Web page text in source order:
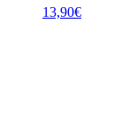
13,90€